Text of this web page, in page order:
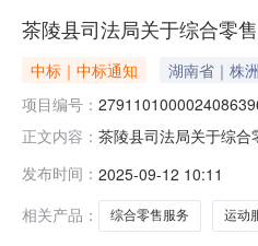
茶陵县司法局关于综合零
中标｜中标通知 湖南省｜株
项目编号：
正文内容： 茶陵县司法局关于综
株洲市茶陵县报价起
发布时间： 2025-09-12 10:11
相关产品：
综合零售服务 运动